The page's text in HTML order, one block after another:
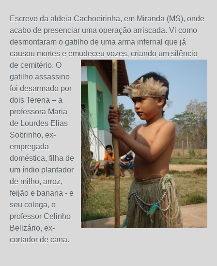
Escrevo da al deia Cachoeirinha, em Miranda (MS), onde
acabo de presenciar uma operação arriscada. Vi como
desmontaram o gatilho de uma arma infernal que já
causou mortes e emudeceu vozes, criando um silêncio
de cemitério. O
gatilho assassino
foi desarmado por
dois Terena – a
professora Maria
de Lourdes Elias
Sobrinho, ex-
empregada
doméstica, filha de
um índio plantador
de milho, arroz,
feijão e banana - e
seu colega, o
professor Celinho
Belizário, ex-
cortador de cana.